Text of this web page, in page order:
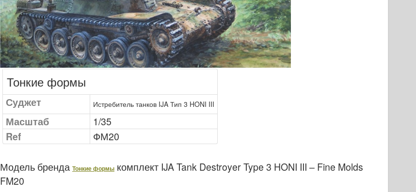
Тонкие формы
Суджет Истребитель танков IJA Тип 3 HONI III
Масштаб
1/35
Ref
ФМ20
Модель бренда Тонкие формы комплект IJA Tank Destroyer Type 3 HONI III – Fine Molds
FM20